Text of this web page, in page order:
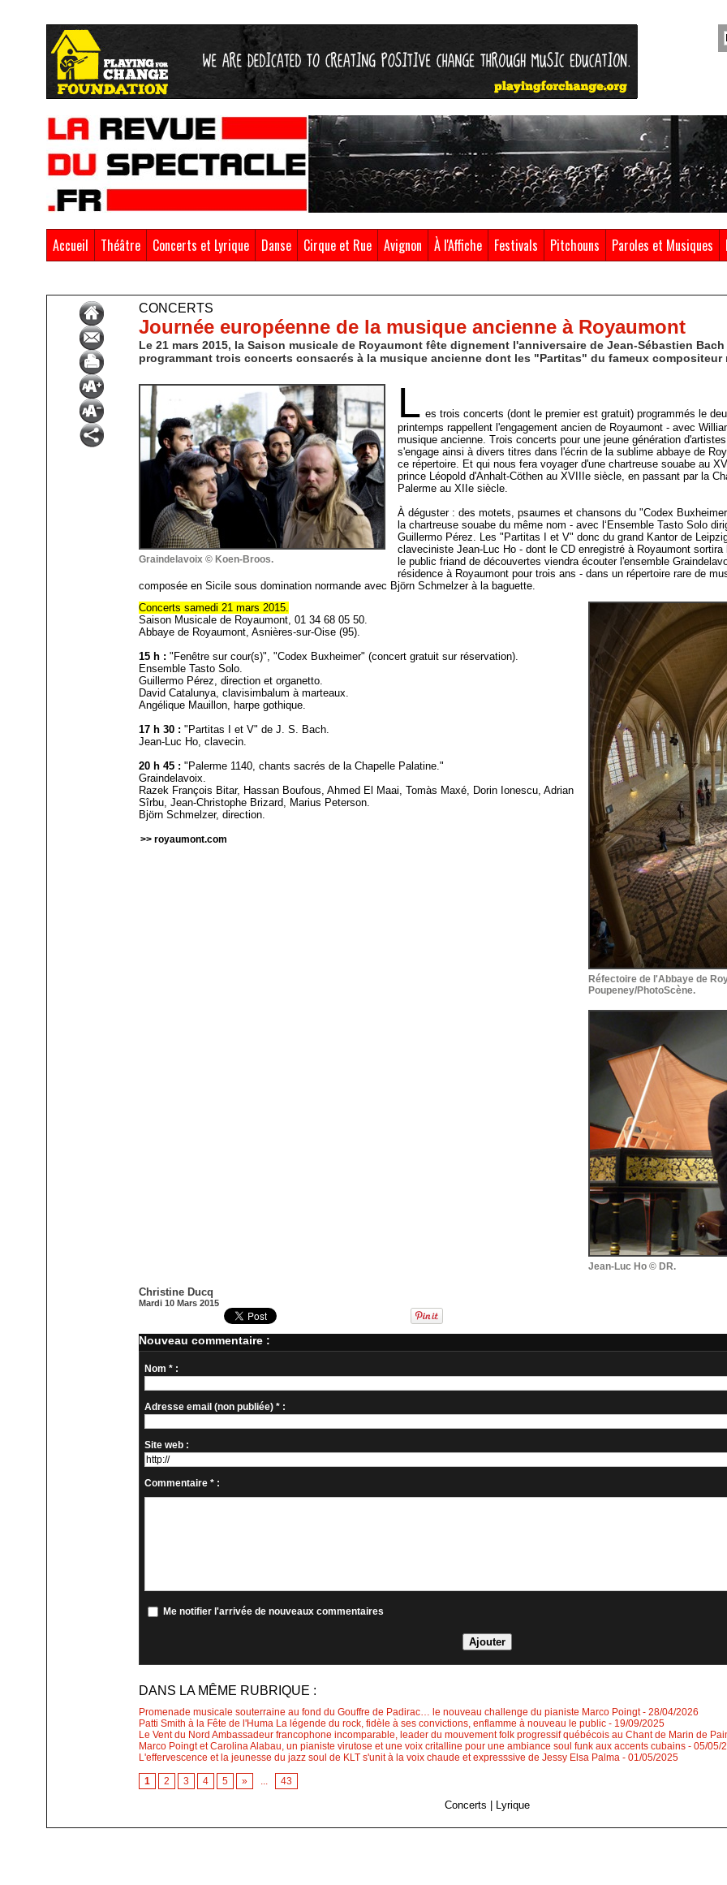
Accueil Théâtre Concerts et Lyrique Danse Cirque et Rue Avignon À l'Affiche Festivals Pitchouns Paroles et Musiques
CONCERTS
Journée européenne de la musique ancienne à Royaumont
Le 21 mars 2015, la Saison musicale de Royaumont fête dignement l'anniversaire de Jean-Sébastien
programmant trois concerts consacrés à la musique ancienne dont les "Partitas" du fameux compositeur
Graindelavoix © Koen-Broos.
L es trois concerts (dont le premier est gratuit) programmés le
printemps rappellent l'engagement ancien de Royaumont - avec
musique ancienne. Trois concerts pour une jeune génération
s'engage ainsi à divers titres dans l'écrin de la sublime abbaye de
ce répertoire. Et qui nous fera voyager d'une chartreuse souabe au
prince Léopold d'Anhalt-Cöthen au XVIIIe siècle, en passant par la
Palerme au XIIe siècle.
À déguster : des motets, psaumes et chansons du "Codex
la chartreuse souabe du même nom - avec l‘Ensemble Tasto Solo
Guillermo Pérez. Les "Partitas I et V" donc du grand Kantor de
claveciniste Jean-Luc Ho - dont le CD enregistré à Royaumont
le public friand de découvertes viendra écouter l'ensemble
résidence à Royaumont pour trois ans - dans un répertoire rare de
composée en Sicile sous domination normande avec Björn Schmelzer à la baguette.
Réfectoire de l'Abbaye de
Poupeney/PhotoScène.
Concerts samedi 21 mars 2015.
Saison Musicale de Royaumont, 01 34 68 05 50.
Abbaye de Royaumont, Asnières-sur-Oise (95).
15 h :"Fenêtre sur cour(s)", "Codex Buxheimer" (concert gratuit sur réservation).
Ensemble Tasto Solo.
Guillermo Pérez, direction et organetto.
David Catalunya, clavisimbalum à marteaux.
Angélique Mauillon, harpe gothique.
17 h 30 :"Partitas I et V" de J. S. Bach.
Jean-Luc Ho, clavecin.
20 h 45 :"Palerme 1140, chants sacrés de la Chapelle Palatine."
Graindelavoix.
Razek François Bitar, Hassan Boufous, Ahmed El Maai, Tomàs Maxé, Dorin Ionescu, Adrian
Sîrbu, Jean-Christophe Brizard, Marius Peterson.
Björn Schmelzer, direction.
>> royaumont.com
Jean-Luc Ho © DR.
Christine Ducq
Mardi 10 Mars 2015
Nouveau commentaire :
Nom * :
Adresse email (non publiée) * :
Site web :
Commentaire * :
Me notifier l'arrivée de nouveaux commentaires
DANS LA MÊME RUBRIQUE :
Promenade musicale souterraine au fond du Gouffre de Padirac… le nouveau challenge du pianiste Marco Poingt - 28/04/2026
Patti Smith à la Fête de l'Huma La légende du rock, fidèle à ses convictions, enflamme à nouveau le public - 19/09/2025
Le Vent du Nord Ambassadeur francophone incomparable, leader du mouvement folk progressif québécois au Chant de Marin de
Marco Poingt et Carolina Alabau, un pianiste virutose et une voix critalline pour une ambiance soul funk aux accents cubains - 05/05/
L'effervescence et la jeunesse du jazz soul de KLT s'unit à la voix chaude et expresssive de Jessy Elsa Palma - 01/05/2025
1 2 3 4 5 » ... 43
Concerts Lyrique